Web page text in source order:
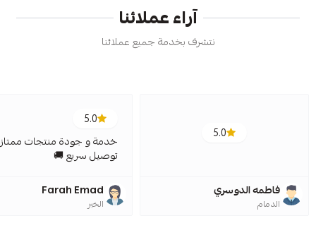
آراء عملائنا
نتشرف بخدمة جميع عملائنا
5.0
فاطمه الدوسري
الدمام
5.0
خدمة و جودة منتجات
توصيل سريع 🚚
Farah Emad
الخبر